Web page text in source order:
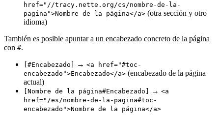
href="//tracy.nette.org/cs/nombre-de-la-
pagina">Nombre de la página</a> (otra sección y otro
idioma)
También es posible apuntar a un encabezado concreto de la página
con #.
[#Encabezado] → <a href="#toc-
encabezado">Encabezado</a> (encabezado de la página
actual)
[Nombre de la página#Encabezado] → <a
href="/es/nombre-de-la-pagina#toc-
encabezado">Nombre de la página</a>